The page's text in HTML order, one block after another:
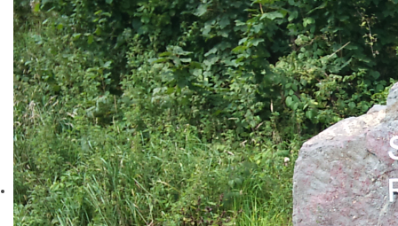
D-Junioren
E-Junioren
F-Junioren
G-Junioren
B-Juniorinnen
C-Juniorinnen
D-Juniorinnen
F+B Kurse
Sportpark
Anfahrt
Vereinsheim